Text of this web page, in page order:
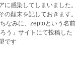
感染してしまいました。
の顛末を記しておきます。
なみに、zeptoという名前
う」サイトにて投稿した
です